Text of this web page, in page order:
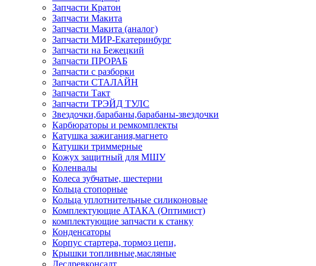
Запчасти Кратон
Запчасти Макита
Запчасти Макита (аналог)
Запчасти МИР-Екатеринбург
Запчасти на Бежецкий
Запчасти ПРОРАБ
Запчасти с разборки
Запчасти СТАЛАЙН
Запчасти Такт
Запчасти ТРЭЙД ТУЛС
Звездочки,барабаны,барабаны-звездочки
Карбюраторы и ремкомплекты
Катушка зажигания,магнето
Катушки триммерные
Кожух защитный для МШУ
Коленвалы
Колеса зубчатые, шестерни
Кольца стопорные
Кольца уплотнительные силиконовые
Комплектующие АТАКА (Оптимист)
комплектующие запчасти к станку
Конденсаторы
Корпус стартера, тормоз цепи,
Крышки топливные,масляные
Лесдревконсалт